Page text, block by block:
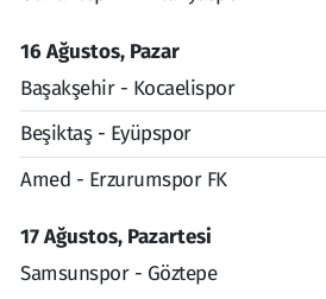
16 Ağustos, Pazar
Başakşehir - Kocaelispor
Beşiktaş - Eyüpspor
Amed - Erzurumspor FK
17 Ağustos, Pazartesi
Samsunspor - Göztepe